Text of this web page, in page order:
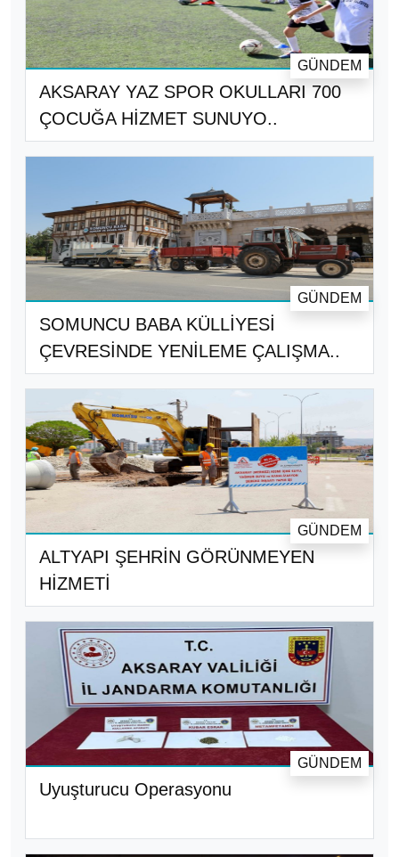
AKSARAY YAZ SPOR OKULLARI 700
ÇOCUĞA HİZMET SUNUYO..
GÜNDEM
SOMUNCU BABA KÜLLİYESİ
ÇEVRESİNDE YENİLEME ÇALIŞMA..
GÜNDEM
ALTYAPI ŞEHRİN GÖRÜNMEYEN
HİZMETİ
GÜNDEM
Uyuşturucu Operasyonu
GÜNDEM